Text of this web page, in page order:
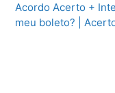
Acordo Acerto +
meu boleto? |